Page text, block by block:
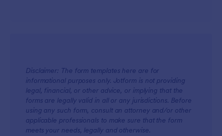
Disclaimer: The form templates here are for
informational purposes only. Jotform is not providing
legal, financial, or other advice, or implying that the
forms are legally valid in all or any jurisdictions. Before
using any such form, consult an attorney and/or other
applicable professionals to make sure that the form
meets your needs, legally and otherwise.